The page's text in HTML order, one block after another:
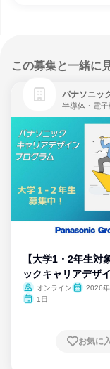
この募集と一緒に
パナソニッ
半導体・電
【大学1・2年生対
ックキャリアデザ
ム
オンライン
2026
1日
お気に